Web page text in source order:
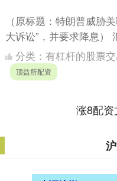
（原标题：特朗普威胁
大诉讼”，并要求降息
日），美国总统特朗普
分类： 有杠杆的股票
顶益所配资
涨8配